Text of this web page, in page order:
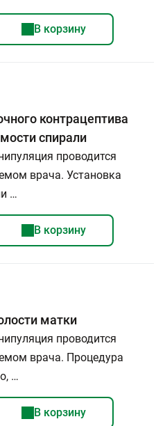
В корзину
контрацептива
спирали
проводится
врача. Установка
…
В корзину
матки
проводится
врача. Процедура
…
В корзину